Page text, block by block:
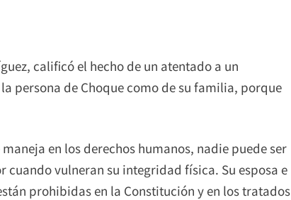
calificó el hecho de un atentado a un
persona de Choque como de su familia, porque
en los derechos humanos, nadie puede ser
vulneran su integridad física. Su esposa e
prohibidas en la Constitución y en los tratados